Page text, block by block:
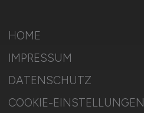
HOME
IMPRESSUM
DATENSCHUTZ
COOKIE-EINSTELLUNGEN